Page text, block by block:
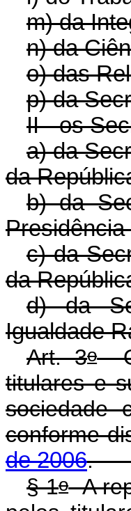
m) da
n) da
o) das
p) da
II - os
a) da
da
b) da
c) da
da
d) da
Igualdade
Art. 3oO
titulares e
sociedade
conforme
de 2006
§ 1oA